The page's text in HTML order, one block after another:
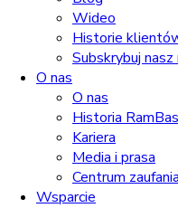
Wideo
Historie
Subskrybuj
O nas
O nas
Historia
Kariera
Media i prasa
Centrum zaufania
Wsparcie